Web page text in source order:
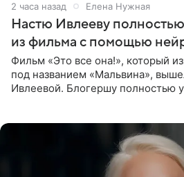
2 часа назад Елена Нужная
Настю Ивлееву
из фильма с помощью
Фильм «Это все она!», который
под названием «Мальвина»,
Ивлеевой. Блогершу полностью